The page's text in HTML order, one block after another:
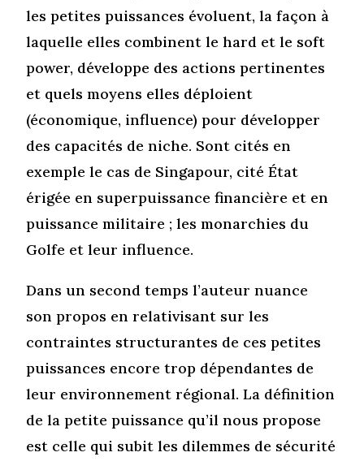
les petites puissances évoluent, la façon à
laquelle elles combinent le hard et le soft
power, développe des actions pertinentes
et quels moyens elles déploient
(économique, influence) pour développer
des capacités de niche. Sont cités en
exemple le cas de Singapour, cité État
érigée en superpuissance financière et en
puissance militaire ; les monarchies du
Golfe et leur influence.
Dans un second temps l’auteur nuance
son propos en relativisant sur les
contraintes structurantes de ces petites
puissances encore trop dépendantes de
leur environnement régional. La définition
de la petite puissance qu’il nous propose
est celle qui subit les dilemmes de sécurité